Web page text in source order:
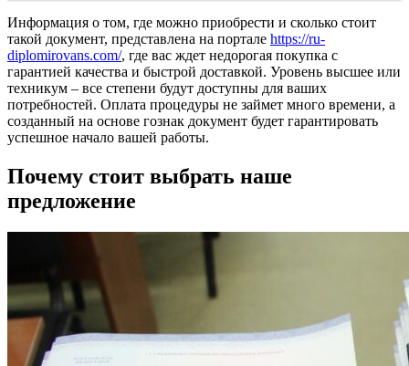
Информация о том, где можно приобрести и сколько стоит
такой документ, представлена на портале https://ru-
diplomirovans.com/, где вас ждет недорогая покупка с
гарантией качества и быстрой доставкой. Уровень высшее или
техникум – все степени будут доступны для ваших
потребностей. Оплата процедуры не займет много времени, а
созданный на основе гознак документ будет гарантировать
успешное начало вашей работы.
Почему стоит выбрать наше
предложение